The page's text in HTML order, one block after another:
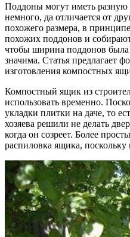
Поддоны могут иметь
немного, да отличается от
похожего размера, в
похожих поддонов и
чтобы ширина поддонов была
значима. Статья предлагает
изготовления компостных
Компостный ящик из
использовать временно.
укладки плитки на даче, то
хозяева решили не делать
когда он созреет. Более
распиловка ящика,